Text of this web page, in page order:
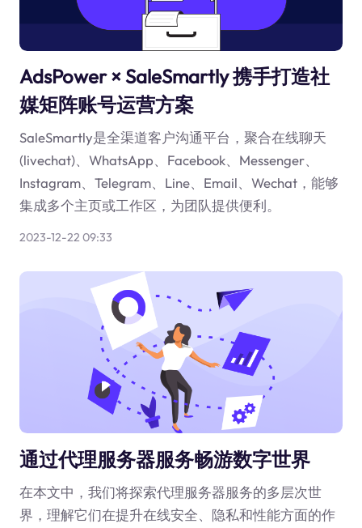
AdsPower × SaleSmartly 携手打造社
媒矩阵账号运营方案
SaleSmartly是全渠道客户沟通平台，聚合在线聊天
(livechat)、WhatsApp、Facebook、Messenger、
Instagram、Telegram、Line、Email、Wechat，能够
集成多个主页或工作区，为团队提供便利。
2023-12-22 09:33
通过代理服务器服务畅游数字世界
在本文中，我们将探索代理服务器服务的多层次世
界，理解它们在提升在线安全、隐私和性能方面的作